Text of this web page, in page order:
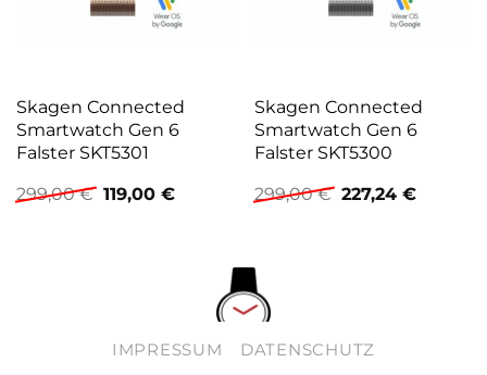
Skagen Connected
Smartwatch Gen 6
Falster SKT5301
299,00€ Ursprünglicher
Preis
119,00 €Aktueller
Skagen Connected
Smartwatch Gen 6
Falster SKT5300
299,00€ Ursprünglicher
Preis
227,24 €
IMPRESSUM DATENSCHUTZ